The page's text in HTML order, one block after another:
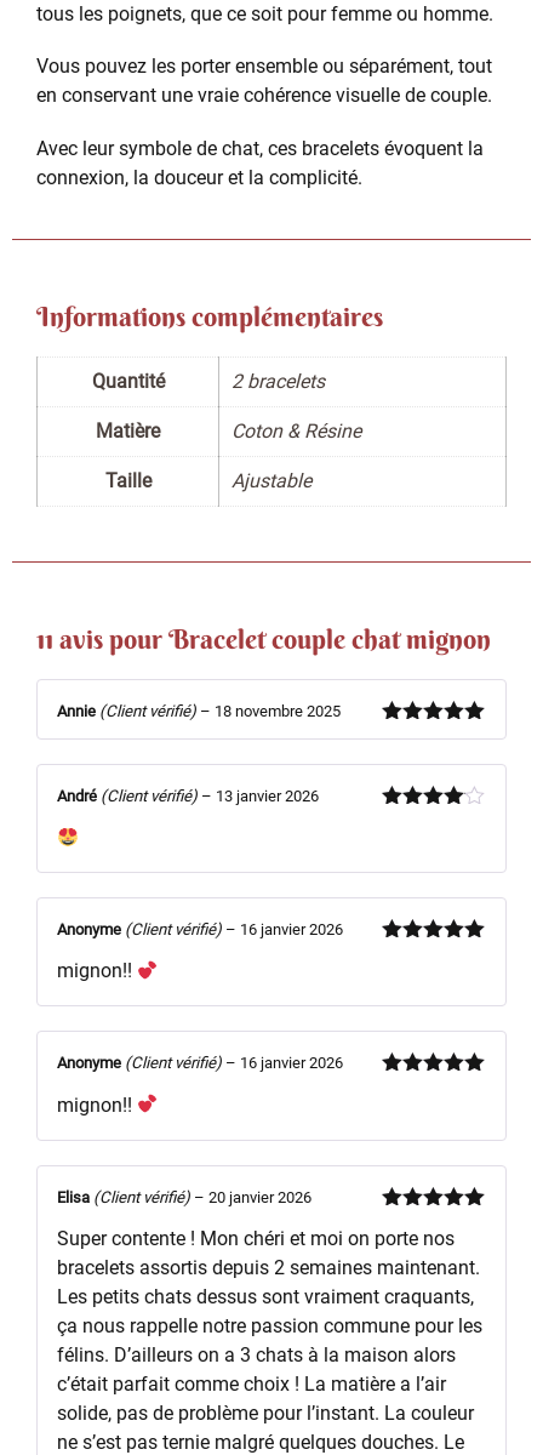
tous les poignets, que ce soit pour femme ou homme.
Vous pouvez les porter ensemble ou séparément, tout
en conservant une vraie cohérence visuelle de couple.
Avec leur symbole de chat, ces bracelets évoquent la
connexion, la douceur et la complicité.
Informations complémentaires
Quantité 2 bracelets
Matière Coton & Résine
Taille Ajustable
11 avis pourBracelet couple chat mignon
Note5sur
Annie (Client vérifié) – 18 novembre 2025
André (Client vérifié) – 13 janvier 2026
Anonyme (Client vérifié) – 16 janvier 2026
mignon!!
Anonyme (Client vérifié) – 16 janvier 2026
mignon!!
5
Elisa (Client vérifié) – 20 janvier 2026
Super contente ! Mon chéri et moi on porte nos
bracelets assortis depuis 2 semaines maintenant.
Les petits chats dessus sont vraiment craquants,
ça nous rappelle notre passion commune pour les
félins. D’ailleurs on a 3 chats à la maison alors
c’était parfait comme choix ! La matière a l’air
solide, pas de problème pour l’instant. La couleur
ne s’est pas ternie malgré quelques douches. Le